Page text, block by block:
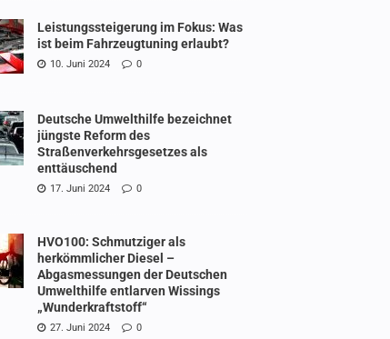
Leistungssteigerung im Fokus: Was
ist beim Fahrzeugtuning erlaubt?
10. Juni 2024 0
Deutsche Umwelthilfe bezeichnet
jüngste Reform des
Straßenverkehrsgesetzes als
enttäuschend
17. Juni 2024 0
HVO100: Schmutziger als
herkömmlicher Diesel –
Abgasmessungen der Deutschen
Umwelthilfe entlarven Wissings
„Wunderkraftstoff“
27. Juni 2024 0